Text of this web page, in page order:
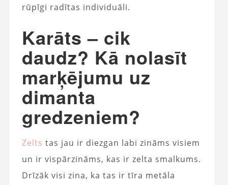
rūpīgi radītas individuāli.
Karāts – cik
daudz? Kā nolasīt
marķējumu uz
dimanta
gredzeniem?
Zelts tas jau ir diezgan labi zināms visiem
un ir vispārzināms, kas ir zelta smalkums.
Drīzāk visi zina, ka tas ir tīra metāla